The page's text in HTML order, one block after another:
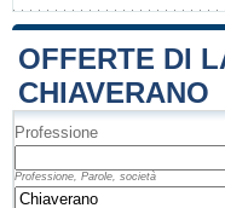
OFFERTE DI
CHIAVERANO
Professione
Professione, Parole, società